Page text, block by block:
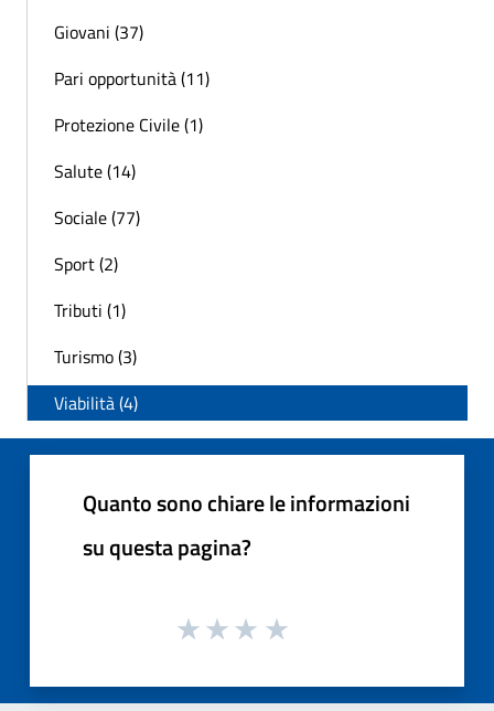
Giovani (37)
Pari opportunità (11)
Protezione Civile (1)
Salute (14)
Sociale (77)
Sport (2)
Tributi (1)
Turismo (3)
Viabilità (4)
Quanto sono chiare le informazioni
su questa pagina?